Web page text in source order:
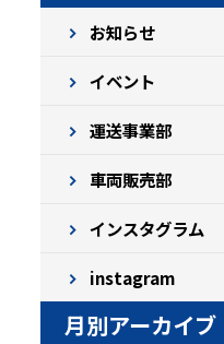
お知らせ
イベント
運送事業部
車両販売部
インスタグラム
instagram
月別アーカイブ